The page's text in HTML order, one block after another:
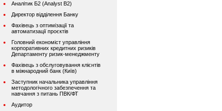
Аналітик Б2 (Analyst B2)
Директор відділення Банку
Фахівець з оптимізації та
автоматизації проєктів
Головний економіст управління
корпоративних кредитних ризиків
Департаменту ризик-менеджменту
Фахівець з обслуговування клієнтів
в міжнародний банк (Київ)
Заступник начальника управління
методологічного забезпечення та
навчання з питань ПВК/ФТ
Аудитор